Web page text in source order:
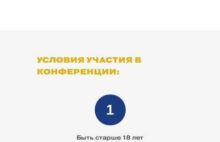
УСЛОВИЯ УЧАСТИЯ В
КОНФЕРЕНЦИИ:
Быть старше 18 лет
1